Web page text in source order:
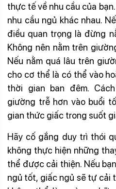
thực tế về nhu cầu của
nhu cầu ngủ khác nhau.
điều quan trọng là đừng
Không nên nằm trên
Nếu nằm quá lâu trên
cho cơ thể là có thể vào
thời gian ban đêm.
giường trễ hơn vào buổi
gian thức giấc trong suốt
Hãy cố gắng duy trì thói
không thực hiện những
thể được cải thiện. Nếu
ngủ tốt, giấc ngủ sẽ tự cải